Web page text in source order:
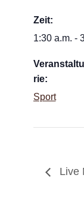
Zeit:
1:30 a.m. -
rie:
Sport
Live